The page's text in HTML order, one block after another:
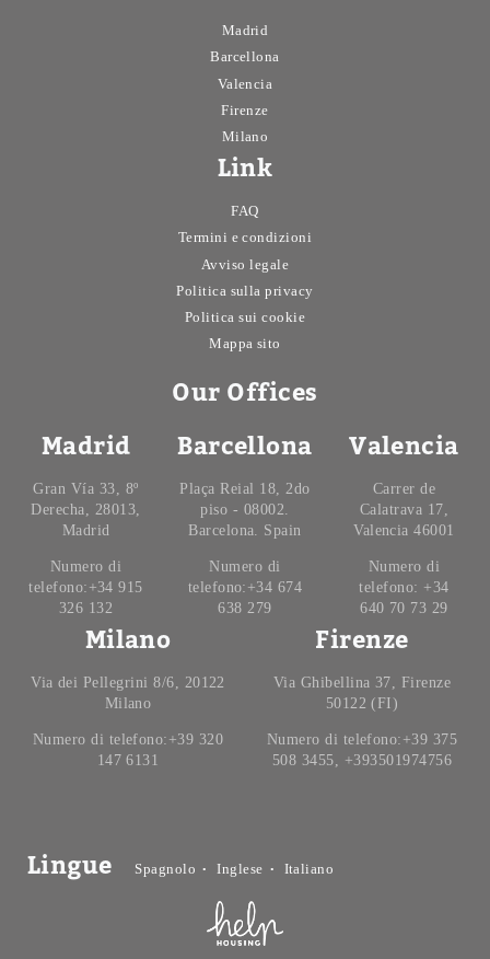
Madrid
Barcellona
Valencia
Firenze
Milano
Link
FAQ
Termini e condizioni
Avviso legale
Politica sulla privacy
Politica sui cookie
Mappa sito
Our Offices
Madrid
Gran Vía 33, 8º
Derecha, 28013,
Madrid
Numero di
telefono:+34 915
326 132
Barcellona
Plaça Reial 18, 2do
piso - 08002.
Barcelona. Spain
Numero di
telefono:+34 674
638 279
Valencia
Carrer de
Calatrava 17,
Valencia 46001
Numero di
telefono: +34
640 70 73 29
Milano
Via dei Pellegrini 8/6, 20122
Milano
Numero di telefono:+39 320
147 6131
Firenze
Via Ghibellina 37, Firenze
50122 (FI)
Numero di telefono:+39 375
508 3455, +393501974756
Lingue Spagnolo Inglese Italiano